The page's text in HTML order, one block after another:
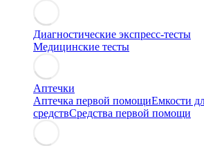
Диагностические экспресс-тесты
Медицинские тесты
Аптечки
Аптечка первой помощиЕмкости
средствСредства первой помощи